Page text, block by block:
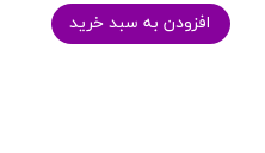
افزودن به سبد خرید